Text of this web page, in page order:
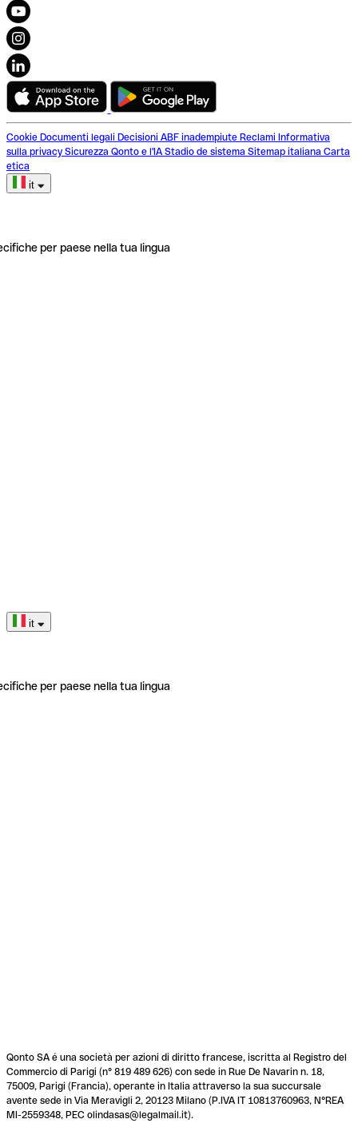
Cookie Documenti legali Decisioni ABF inadempiute Reclami Informativa
sulla privacy Sicurezza Qonto e l'IA Stadio de sistema Sitemap italiana Carta
etica
it
per paese nella tua lingua
it
per paese nella tua lingua
Qonto SA é una società per azioni di diritto francese, iscritta al Registro del
Commercio di Parigi (n° 819 489 626) con sede in Rue De Navarin n. 18,
75009, Parigi (Francia), operante in Italia attraverso la sua succursale
avente sede in Via Meravigli 2, 20123 Milano (P.IVA IT 10813760963, N°REA
MI-2559348, PEC olindasas@legalmail.it).